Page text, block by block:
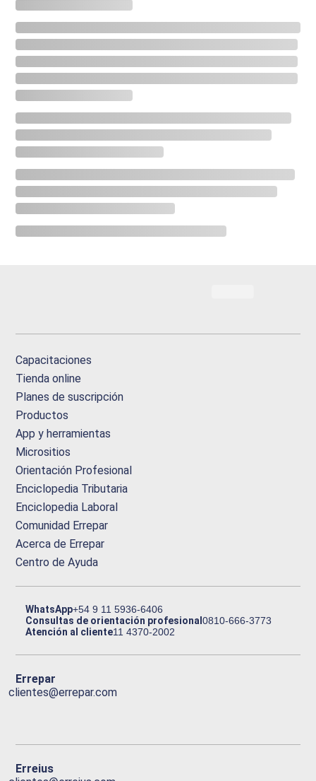
Capacitaciones
Tienda online
Planes de suscripción
Productos
App y herramientas
Micrositios
Orientación Profesional
Enciclopedia Tributaria
Enciclopedia Laboral
Comunidad Errepar
Acerca de Errepar
Centro de Ayuda
WhatsApp+54 9 11 5936-6406
Consultas de orientación profesional0810-666-3773
Atención al cliente11 4370-2002
Errepar
clientes@errepar.com
Erreius